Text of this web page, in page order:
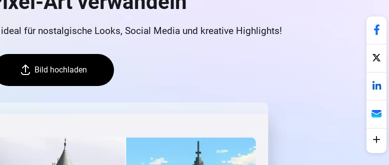
für nostalgische Looks, Social Media und kreative Highlights!
Bild hochladen